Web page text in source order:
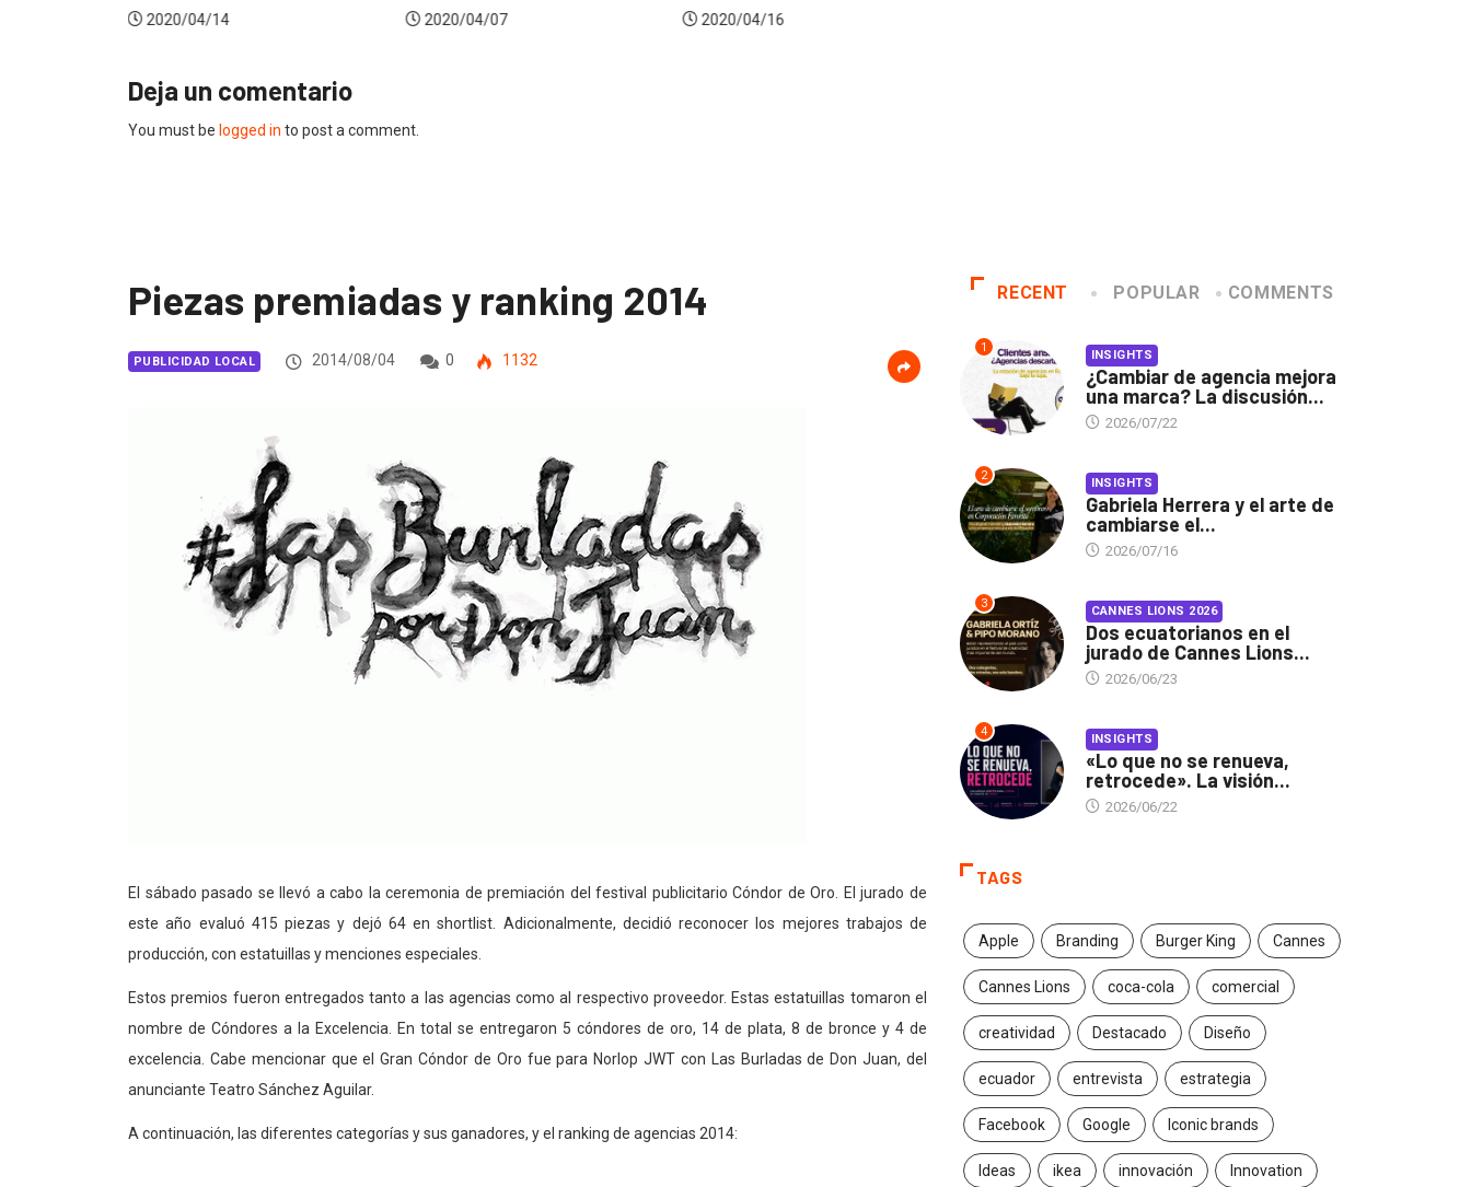
2020/04/14 2020/04/07 2020/04/16
Deja un comentario
You must be logged in to post a comment.
Piezas premiadas y ranking 2014
PUBLICIDAD LOCAL 2014/08/04 0 1132
El sábado pasado se llevó a cabo la ceremonia de premiación del festival publicitario Cóndor de Oro. El jurado de
este año evaluó 415 piezas y dejó 64 en shortlist. Adicionalmente, decidió reconocer los mejores trabajos de
producción, con estatuillas y menciones especiales.
Estos premios fueron entregados tanto a las agencias como al respectivo proveedor. Estas estatuillas tomaron el
nombre de Cóndores a la Excelencia. En total se entregaron 5 cóndores de oro, 14 de plata, 8 de bronce y 4 de
excelencia. Cabe mencionar que el Gran Cóndor de Oro fue para Norlop JWT con Las Burladas de Don Juan, del
anunciante Teatro Sánchez Aguilar.
A continuación, las diferentes categorías y sus ganadores, y el ranking de agencias 2014:
RECENT POPULAR COMMENTS
1 INSIGHTS
¿Cambiar de agencia mejora
una marca? La discusión...
2026/07/22
2 INSIGHTS
Gabriela Herrera y el arte de
cambiarse el...
2026/07/16
3 CANNES LIONS 2026
Dos ecuatorianos en el
jurado de Cannes Lions...
2026/06/23
4 INSIGHTS
«Lo que no se renueva,
retrocede». La visión...
2026/06/22
TAGS
Apple Branding Burger King Cannes
Cannes Lions coca-cola comercial
creatividad Destacado Diseño
ecuador entrevista estrategia
Facebook Google Iconic brands
Ideas ikea innovación Innovation